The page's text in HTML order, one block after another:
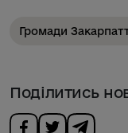
Громади
Поділитись